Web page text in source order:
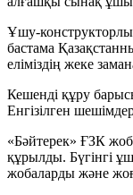
Ұшу-
бастама
еліміздің жеке
Кешенді құру
Енгізілген
«Бәйтерек» ҒЗК
құрылды. Бүгінгі
жобаларды және